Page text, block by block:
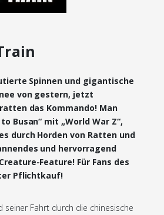
Spinnen und gigantische
von gestern, jetzt
das Kommando! Man
Busan“ mit „World War Z“,
durch Horden von Ratten und
und hervorragend
Feature! Für Fans des
Pflichtkauf!
seiner Fahrt durch die chinesische